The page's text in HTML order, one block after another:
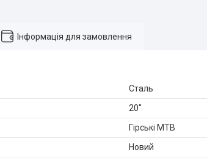
Інформація для замовлення
Сталь
20"
Гірські MTB
Новий